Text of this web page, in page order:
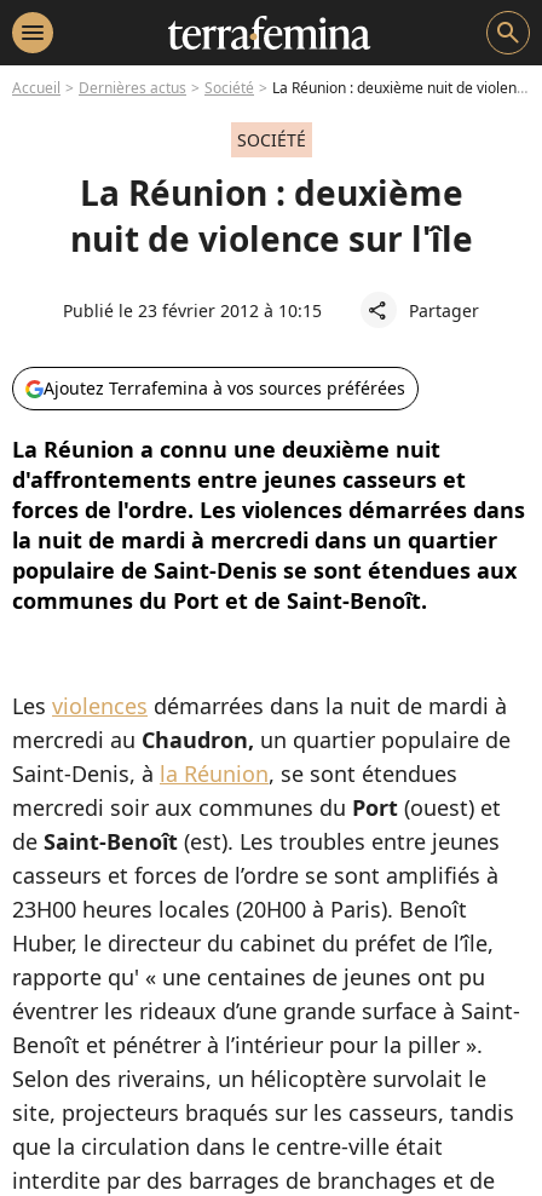
menu search
Accueil Dernières actus Société La Réunion : deuxième nuit de violence sur l'île
SOCIÉTÉ
La Réunion : deuxième
nuit de violence sur l'île
Publié le 23 février 2012 à 10:15 share Partager
Ajoutez Terrafemina à vos sources préférées
La Réunion a connu une deuxième nuit
d'affrontements entre jeunes casseurs et
forces de l'ordre. Les violences démarrées dans
la nuit de mardi à mercredi dans un quartier
populaire de Saint-Denis se sont étendues aux
communes du Port et de Saint-Benoît.
Les violences démarrées dans la nuit de mardi à
mercredi au Chaudron, un quartier populaire de
Saint-Denis, à la Réunion, se sont étendues
mercredi soir aux communes du Port (ouest) et
de Saint-Benoît (est). Les troubles entre jeunes
casseurs et forces de l’ordre se sont amplifiés à
23H00 heures locales (20H00 à Paris). Benoît
Huber, le directeur du cabinet du préfet de l’île,
rapporte qu' « une centaines de jeunes ont pu
éventrer les rideaux d’une grande surface à Saint-
Benoît et pénétrer à l’intérieur pour la piller ».
Selon des riverains, un hélicoptère survolait le
site, projecteurs braqués sur les casseurs, tandis
que la circulation dans le centre-ville était
interdite par des barrages de branchages et de